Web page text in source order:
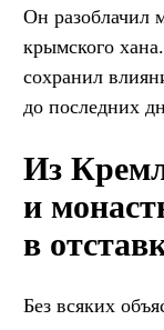
Он разоблачил
крымского
сохранил
до последних
Из
и
в
Без всяких